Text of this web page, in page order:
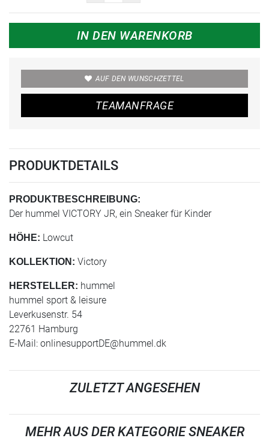
IN DEN WARENKORB
AUF DEN WUNSCHZETTEL
TEAMANFRAGE
PRODUKTDETAILS
PRODUKTBESCHREIBUNG:
Der hummel VICTORY JR, ein Sneaker für Kinder
HÖHE: Lowcut
KOLLEKTION: Victory
HERSTELLER: hummel
hummel sport & leisure
Leverkusenstr. 54
22761 Hamburg
E-Mail: onlinesupportDE@hummel.dk
ZULETZT ANGESEHEN
MEHR AUS DER KATEGORIE SNEAKER